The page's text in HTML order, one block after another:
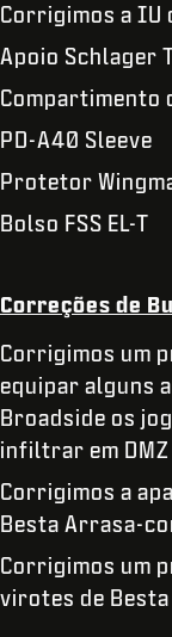
Corrigimos a IU
Apoio Schlager
Compartimento
PD-A40 Sleeve
Protetor
Bolso FSS EL-T
Correções de
Corrigimos um
equipar alguns
Broadside os
infiltrar em DMZ
Corrigimos a
Besta Arrasa-
Corrigimos um
virotes de